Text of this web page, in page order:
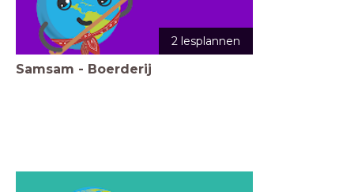
2 lesplannen
Samsam - Boerderij